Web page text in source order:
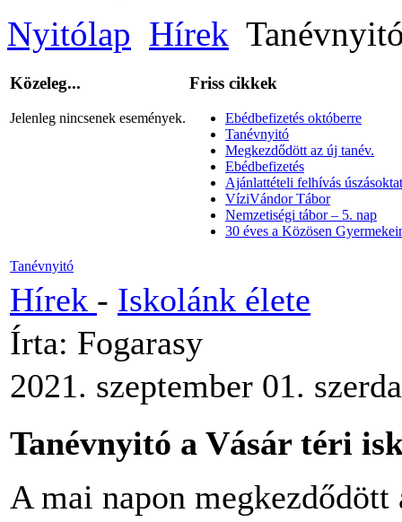
Nyitólap Hírek
Közeleg...
Jelenleg nincsenek események.
Friss cikkek
Ebédbefizetés októberre
Tanévnyitó
Megkezdődött az új tanév.
Ebédbefizetés
Ajánlattételi felhívás
VíziVándor Tábor
Nemzetiségi tábor – 5. nap
30 éves a Közösen
Tanévnyitó
Hírek - Iskolánk élete
Írta: Fogarasy
2021. szeptember 01.
Tanévnyitó a Vásár téri
A mai napon